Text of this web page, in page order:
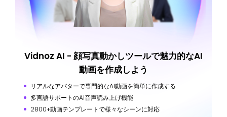
Vidnoz AI - 顔写真動かしツールで魅力的なAI
動画を作成しよう
リアルなアバターで専門的なAI動画を簡単に作成する
多言語サポートのAI音声読み上げ機能
2800+動画テンプレートで様々なシーンに対応